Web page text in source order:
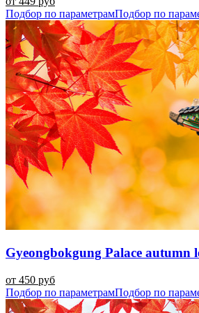
Подбор по параметрамПодбор по
Gyeongbokgung Palace autumn
от 450 руб
Подбор по параметрамПодбор по